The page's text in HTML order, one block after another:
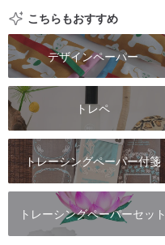
こちらもおすすめ
デザインペーパー
トレペ
トレーシングペーパー付箋
トレーシングペーパーセット